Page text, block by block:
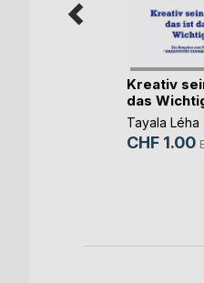
Kreativ
das
Tayala Léha
CHF 1.00